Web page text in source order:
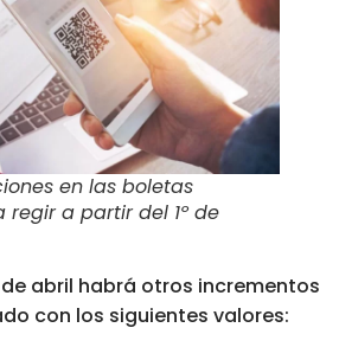
en las boletas
regir a partir del 1º de
abril habrá otros incrementos
con los siguientes valores: